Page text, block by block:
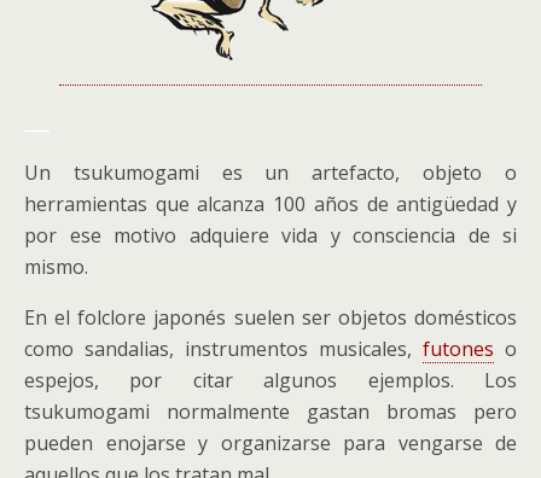
Un tsukumogami es un artefacto, objeto o
herramientas que alcanza 100 años de antigüedad y
por ese motivo adquiere vida y consciencia de si
mismo.
En el folclore japonés suelen ser objetos domésticos
como sandalias, instrumentos musicales, futones o
espejos, por citar algunos ejemplos. Los
tsukumogami normalmente gastan bromas pero
pueden enojarse y organizarse para vengarse de